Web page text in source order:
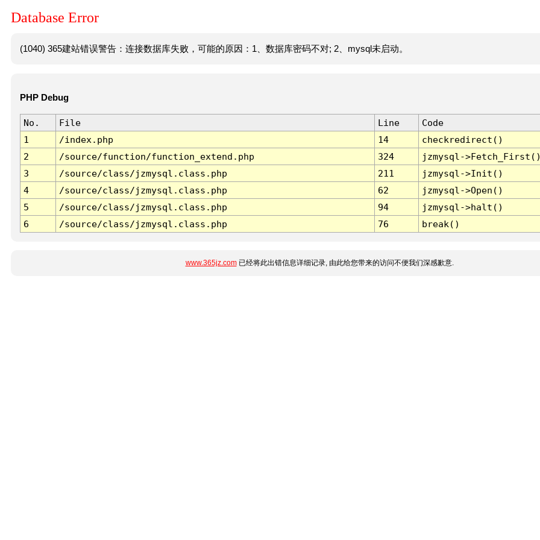
Database Error
(1040) 365建站错误警告：连接数据库失败，可能的原因：1、数据库密码不对; 2、mysql未启动。
PHP Debug
No. File Line
Code
1
/index.php 14
checkredirect()
2
/source/function/function_extend.php 324
jzmysql-
3
/source/class/jzmysql.class.php 211
jzmysql->Init()
4
/source/class/jzmysql.class.php 62
jzmysql->Open()
5
/source/class/jzmysql.class.php 94
jzmysql->halt()
6
/source/class/jzmysql.class.php 76 break()
www.365jz.com已经将此出错信息详细记录, 由此给您带来的访问不便我们深感歉意.